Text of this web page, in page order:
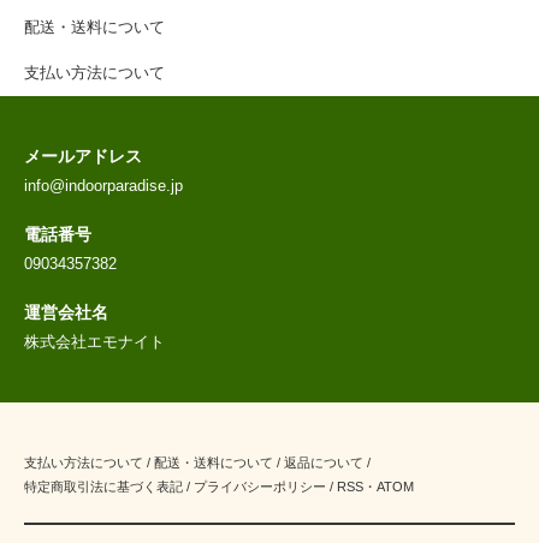
配送・送料について
支払い方法について
メールアドレス
info@indoorparadise.jp
電話番号
09034357382
運営会社名
株式会社エモナイト
支払い方法について / 配送・送料について / 返品について /
特定商取引法に基づく表記 / プライバシーポリシー / RSS ・ ATOM